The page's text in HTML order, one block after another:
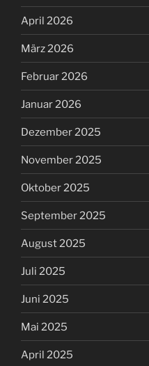
April 2026
März 2026
Februar 2026
Januar 2026
Dezember 2025
November 2025
Oktober 2025
September 2025
August 2025
Juli 2025
Juni 2025
Mai 2025
April 2025